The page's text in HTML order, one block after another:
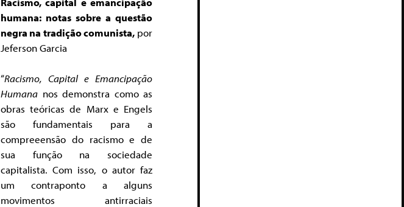
humana: notas sobre a questão
negra na tradição comunista,por
Jeferson Garcia
“Racismo, Capital e Emancipação
Humana nos demonstra como as
obras teóricas de Marx e Engels
são fundamentais para a
compreeensão do racismo e de
sua função na sociedade
capitalista. Com isso, o autor faz
um contraponto a alguns
movimentos antirraciais